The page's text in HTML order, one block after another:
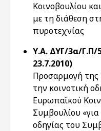
Κοινοβουλίου
με τη διάθεση
πυροτεχνίας
Υ.Α. ΔΥΓ/3α/Γ.Π/
23.7.2010)
Προσαρμογή της
την κοινοτική
Ευρωπαϊκού
Συμβουλίου
οδηγίας του